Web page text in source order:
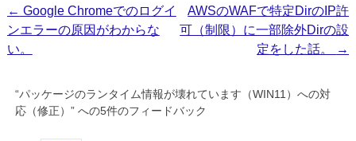
投
稿
ビ
ゲ
← Google Chromeでのログイ
ンエラーの原因がわからな
い。
AWSのWAFで特定DirのIP許
可（制限）に一部除外Dirの設
定をした話。
→
“パッケージのランタイム情報が壊れています（WIN11）への対
応（修正） ” への5件のフィードバック